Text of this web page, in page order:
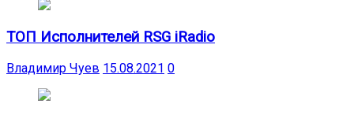
ТОП Исполнителей RSG iRadio
Владимир Чуев 15.08.2021 0